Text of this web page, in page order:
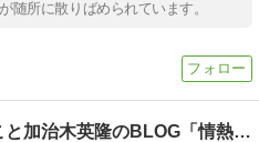
随所に散りばめられています。
マグロちゃんこと加治木英隆のBLOG「情熱と挑戦」